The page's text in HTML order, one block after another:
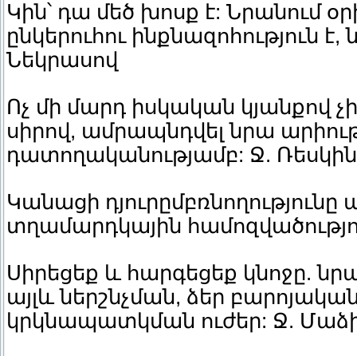
Կին՝ դա մեծ խոսք է: Նրանում
ընկերուհու ինքնազոհություն
Նեկրասով
Ոչ մի մարդ իսկական կյանքով
սիրով, ամրապնդվել նրա
դատողականությամբ: Ջ. Ռեսկին
Կանացի դյուրըմբռնողությունը
տղամարդկային
Սիրեցեք և հարգեցեք կնոջը.
այլև ներշնչման, ձեր
կրկնապատկման ուժեր: Ջ.